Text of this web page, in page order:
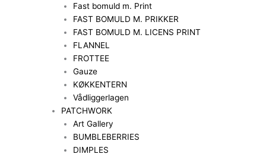
Fast bomuld m. Print
FAST BOMULD M. PRIKKER
FAST BOMULD M. LICENS PRINT
FLANNEL
FROTTEE
Gauze
KØKKENTERN
Vådliggerlagen
PATCHWORK
Art Gallery
BUMBLEBERRIES
DIMPLES